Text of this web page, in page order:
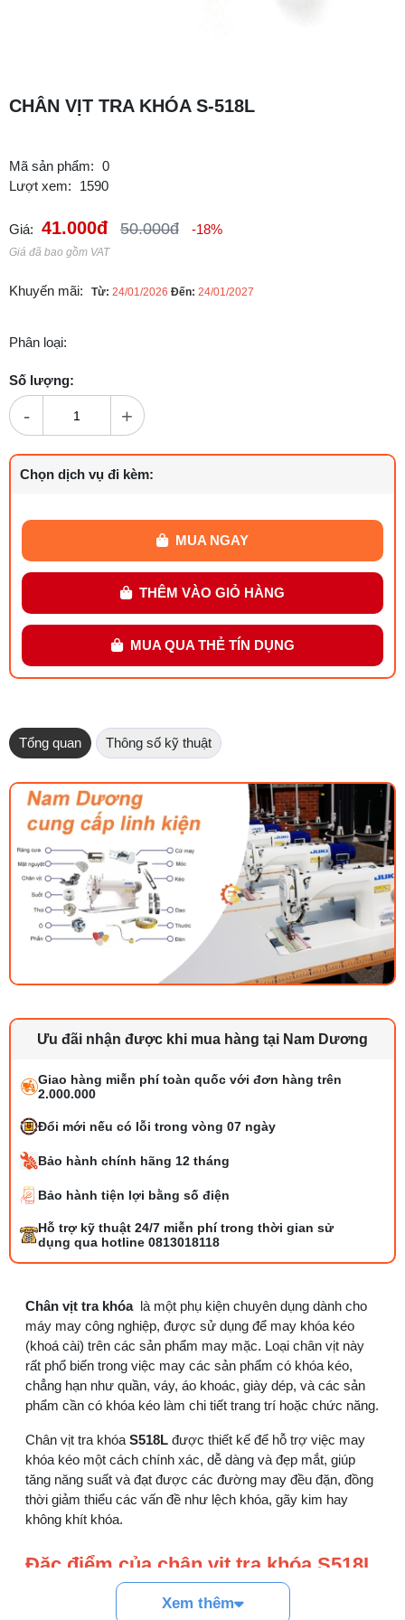
CHÂN VỊT TRA KHÓA S-518L
Mã sản phẩm: 0
Lượt xem:
1590
Giá: 41.000đ 50.000đ -18%
Giá đã bao gồm VAT
Khuyến mãi: Từ: 24/01/2026 Đến: 24/01/2027
Phân loại:
Số lượng:
- +
Chọn dịch vụ đi kèm:
MUA NGAY
THÊM VÀO GIỎ HÀNG
MUA QUA THẺ TÍN DỤNG
Tổng quan Thông số kỹ thuật
Ưu đãi nhận được khi mua hàng tại Nam Dương
Giao hàng miễn phí toàn quốc với đơn hàng trên
2.000.000
Đổi mới nếu có lỗi trong vòng 07 ngày
Bảo hành chính hãng 12 tháng
Bảo hành tiện lợi bằng số điện
Hỗ trợ kỹ thuật 24/7 miễn phí trong thời gian sử
dụng qua hotline 0813018118
Chân vịt tra khóa là một phụ kiện chuyên dụng dành cho
máy may công nghiệp, được sử dụng để may khóa kéo
(khoá cài) trên các sản phẩm may mặc. Loại chân vịt này
rất phổ biến trong việc may các sản phẩm có khóa kéo,
chẳng hạn như quần, váy, áo khoác, giày dép, và các sản
phẩm cần có khóa kéo làm chi tiết trang trí hoặc chức năng.
Chân vịt tra khóa S518L được thiết kế để hỗ trợ việc may
khóa kéo một cách chính xác, dễ dàng và đẹp mắt, giúp
tăng năng suất và đạt được các đường may đều đặn, đồng
thời giảm thiểu các vấn đề như lệch khóa, gãy kim hay
không khít khóa.
Đặc điểm của chân vịt tra khóa S518L
Dành cho máy may công nghiệp
Xem thêm
Bộ phụ trợ kéo vải máy may là gì? Công
dụng và cách lắp
Tổng hợp 6 loại kéo cắt vải ngành may
đáng mua
25/07/2026 09:30 AM
Đồng tiền máy may là gì? Hướng dẫn chỉnh
chỉ đúng
21/07/2026 09:08 AM
Cách vệ sinh máy cắt nhiệt dây đai an toàn,
dễ làm
Quy trình kiểm vải đầu vào và cách tính
05/08/2026 10:52 AM